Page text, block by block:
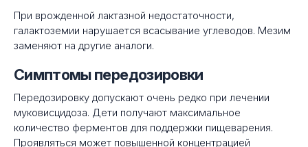
При врожденной лактазной недостаточности,
галактоземии нарушается всасывание углеводов. Мезим
заменяют на другие аналоги.
Симптомы передозировки
Передозировку допускают очень редко при лечении
муковисцидоза. Дети получают максимальное
количество ферментов для поддержки пищеварения.
Проявляться может повышенной концентрацией